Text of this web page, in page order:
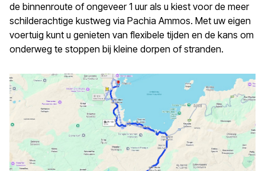
de binnenroute of ongeveer 1 uur als u kiest voor de meer
schilderachtige kustweg via Pachia Ammos. Met uw eigen
voertuig kunt u genieten van flexibele tijden en de kans om
onderweg te stoppen bij kleine dorpen of stranden.